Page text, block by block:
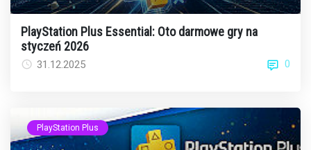
PlayStation Plus Essential: Oto darmowe gry na
styczeń 2026
31.12.2025 0
PlayStation Plus